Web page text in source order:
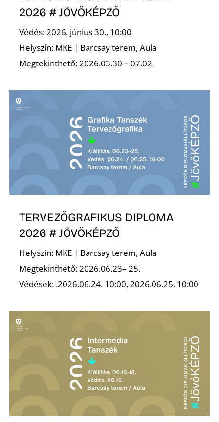
2026 # JÖVŐKÉPZŐ
Védés: 2026. június 30., 10:00
Helyszín: MKE | Barcsay terem, Aula
Megtekinthető: 2026.03.30 – 07.02.
TERVEZŐGRAFIKUS DIPLOMA
2026 # JÖVŐKÉPZŐ
Helyszín: MKE | Barcsay terem, Aula
Megtekinthető: 2026.06.23– 25.
Védések: .2026.06.24. 10:00, 2026.06.25. 10:00